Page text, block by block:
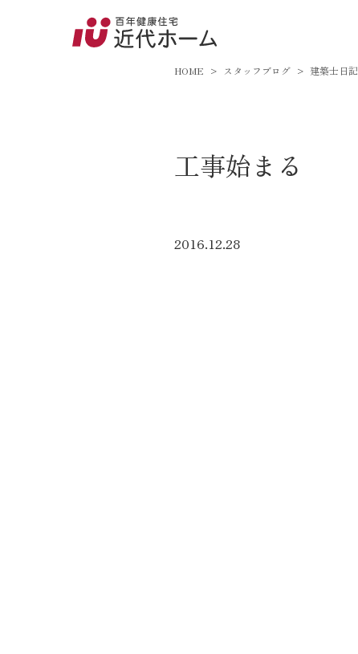
家づくりへの想い
HOME スタッフブログ 建築士日記
工事始まる
2016.12.28